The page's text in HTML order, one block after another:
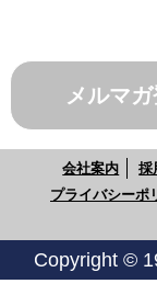
メルマ
会社案内 採
プライバシーポ
Copyright ©